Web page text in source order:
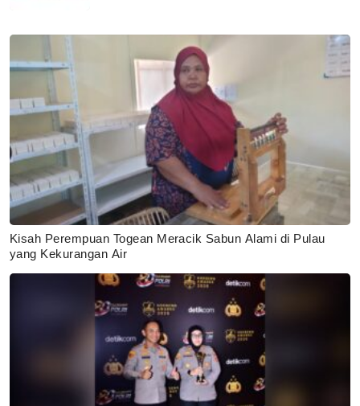
Kisah Perempuan Togean Meracik Sabun Alami di Pulau
yang Kekurangan Air